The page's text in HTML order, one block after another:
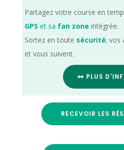
Partagez votre course en
GPS et sa fan zone intégrée.
Sortez en toute sécurité; vos
et vous suivent.
👀 PLUS
RECEVOIR LES